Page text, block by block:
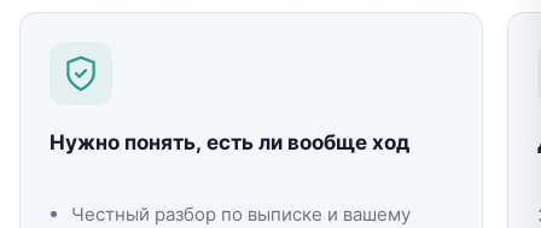
Нужно понять, есть ли вообще ход
Честный разбор по выписке и вашему